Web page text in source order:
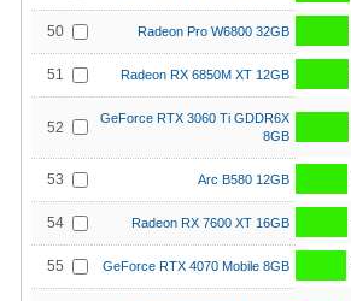
50 Radeon Pro W6800 32GB
51 Radeon RX 6850M XT 12GB
52
GeForce RTX 3060 Ti GDDR6X
8GB
53 Arc B580 12GB
54 Radeon RX 7600 XT 16GB
55 GeForce RTX 4070 Mobile 8GB